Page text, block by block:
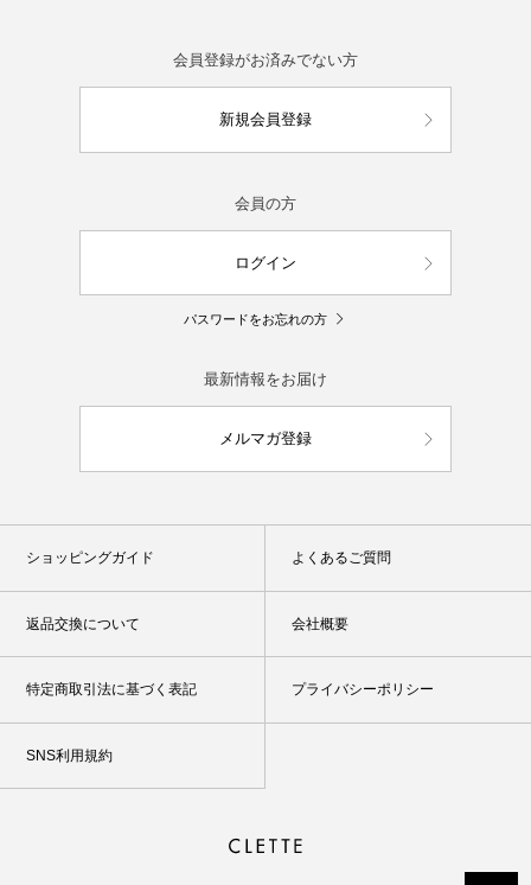
会員登録がお済みでない方
新規会員登録
会員の方
ログイン
パスワードをお忘れの方
最新情報をお届け
メルマガ登録
ショッピングガイド よくあるご質問
返品交換について 会社概要
特定商取引法に基づく表記 プライバシーポリシー
SNS利用規約